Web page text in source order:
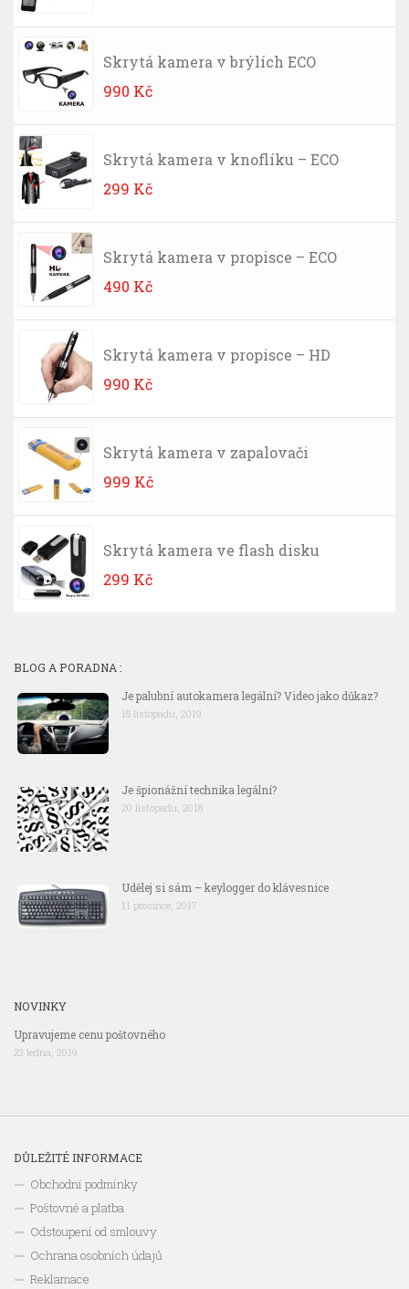
Skrytá kamera v brýlích ECO
990 Kč
Skrytá kamera v knoflíku – ECO
299 Kč
Skrytá kamera v propisce – ECO
490 Kč
Skrytá kamera v propisce – HD
990 Kč
Skrytá kamera v zapalovači
999 Kč
Skrytá kamera ve flash disku
299 Kč
BLOG A PORADNA :
Je palubní autokamera legální? Video jako důkaz?
15 listopadu, 2019
Je špionážní technika legální?
20 listopadu, 2018
Udělej si sám – keylogger do klávesnice
11 prosince, 2017
NOVINKY
Upravujeme cenu poštovného
23 ledna, 2019
DŮLEŽITÉ INFORMACE
Obchodní podmínky
Poštovné a platba
Odstoupení od smlouvy
Ochrana osobních údajů
Reklamace